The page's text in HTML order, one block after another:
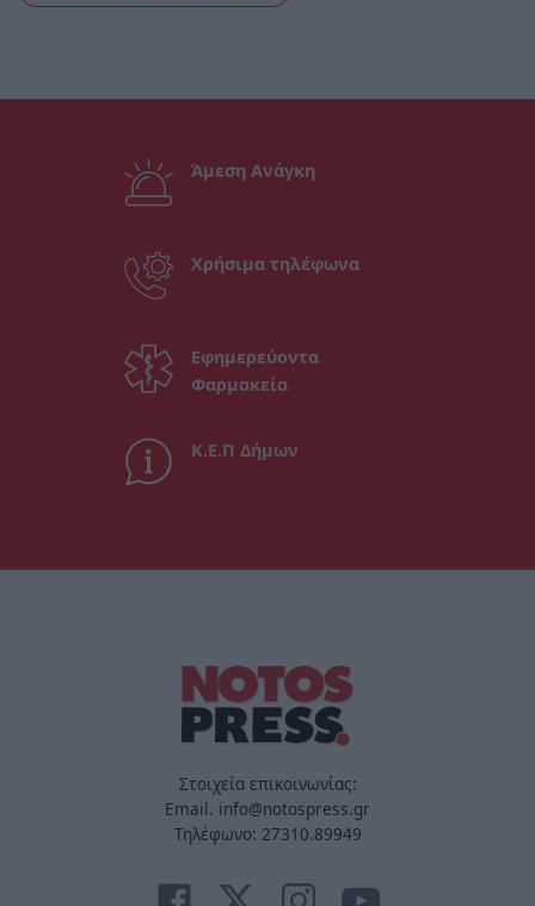
Άμεση Ανάγκη
Χρήσιμα τηλέφωνα
Εφημερεύοντα
Φαρμακεία
Κ.Ε.Π Δήμων
Στοιχεία επικοινωνίας:
Email. info@notospress.gr
Τηλέφωνο: 27310.89949